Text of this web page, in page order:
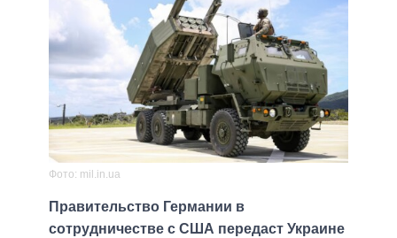
Фото: mil.in.ua
Правительство Германии в
сотрудничестве с США передаст Украине